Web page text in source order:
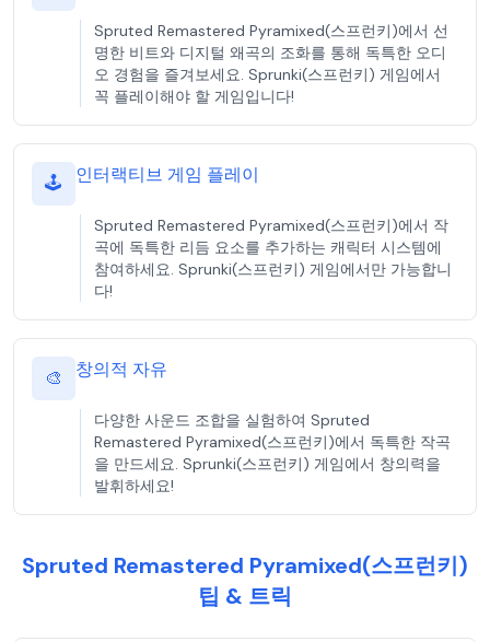
Spruted Remastered Pyramixed(스프런키)에서 선
명한 비트와 디지털 왜곡의 조화를 통해 독특한 오디
오 경험을 즐겨보세요. Sprunki(스프런키) 게임에서
꼭 플레이해야 할 게임입니다!
🕹️ 인터랙티브 게임 플레이
Spruted Remastered Pyramixed(스프런키)에서 작
곡에 독특한 리듬 요소를 추가하는 캐릭터 시스템에
참여하세요. Sprunki(스프런키) 게임에서만 가능합니
다!
🎨 창의적 자유
다양한 사운드 조합을 실험하여 Spruted
Remastered Pyramixed(스프런키)에서 독특한 작곡
을 만드세요. Sprunki(스프런키) 게임에서 창의력을
발휘하세요!
Spruted Remastered Pyramixed(스프런키)
팁 & 트릭